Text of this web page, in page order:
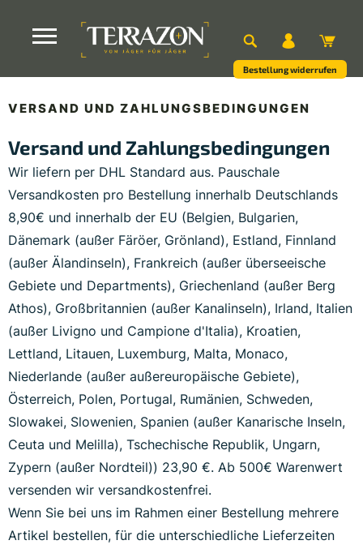
Bestellung widerrufen
VERSAND UND ZAHLUNGSBEDINGUNGEN
Versand und Zahlungsbedingungen
Wir liefern per DHL Standard aus. Pauschale
Versandkosten pro Bestellung innerhalb Deutschlands
8,90€ und innerhalb der EU (Belgien, Bulgarien,
Dänemark (außer Färöer, Grönland), Estland, Finnland
(außer Älandinseln), Frankreich (außer überseeische
Gebiete und Departments), Griechenland (außer Berg
Athos), Großbritannien (außer Kanalinseln), Irland, Italien
(außer Livigno und Campione d'Italia), Kroatien,
Lettland, Litauen, Luxemburg, Malta, Monaco,
Niederlande (außer außereuropäische Gebiete),
Österreich, Polen, Portugal, Rumänien, Schweden,
Slowakei, Slowenien, Spanien (außer Kanarische Inseln,
Ceuta und Melilla), Tschechische Republik, Ungarn,
Zypern (außer Nordteil)) 23,90 €. Ab 500€ Warenwert
versenden wir versandkostenfrei.
Wenn Sie bei uns im Rahmen einer Bestellung mehrere
Artikel bestellen, für die unterschiedliche Lieferzeiten